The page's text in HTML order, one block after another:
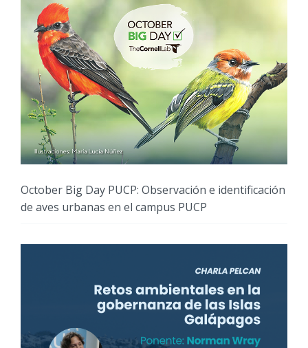
October Big Day PUCP: Observación e identificación
de aves urbanas en el campus PUCP